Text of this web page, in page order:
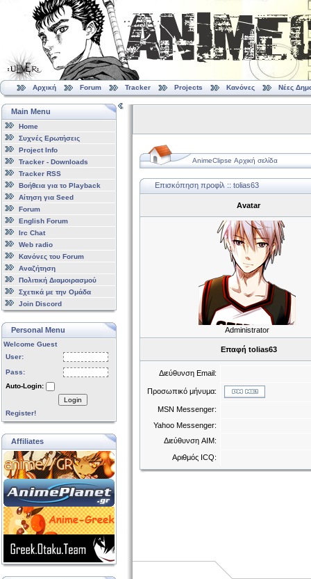
Αρχική Forum Tracker Projects Κανόνες Νέες
Main Menu
Home
Συχνές Ερωτήσεις
Project Info
Tracker - Downloads
Tracker RSS
Βοήθεια για το Playback
Αίτηση για Seed
Forum
English Forum
Irc Chat
Web radio
Κανόνες του Forum
Αναζήτηση
Πολιτική Διαμοιρασμού
Σχετικά με την Ομάδα
Join Discord
Personal Menu
Welcome Guest
User:
Pass:
Auto-Login:
Login
Register!
Affiliates
AnimeClipse Αρχική σελίδα
Επισκόπηση προφίλ :: tolias63
Avatar
Administrator
Επαφή tolias63
Διεύθυνση Email:
Προσωπικό μήνυμα:
MSN Messenger:
Yahoo Messenger:
Διεύθυνση AIM:
Αριθμός ICQ: